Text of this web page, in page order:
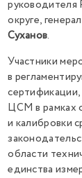
руководителя
округе,
Суханов.
Участники
в
ЦСМ в рамках
и калибровки
области
единства